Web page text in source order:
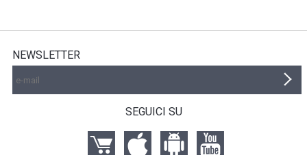
NEWSLETTER
SEGUICI SU